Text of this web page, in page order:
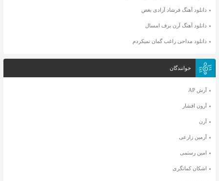
دانلود آهنگ فرشاد آزادی بغض
دانلود آهنگ آرن برف امسال
دانلود مداحی راغب گمان نمیکردم
خوانندگان
آرش AP
آرون افشار
آرن
آرمین زارعی
امین رستمی
اشکان کمانگری